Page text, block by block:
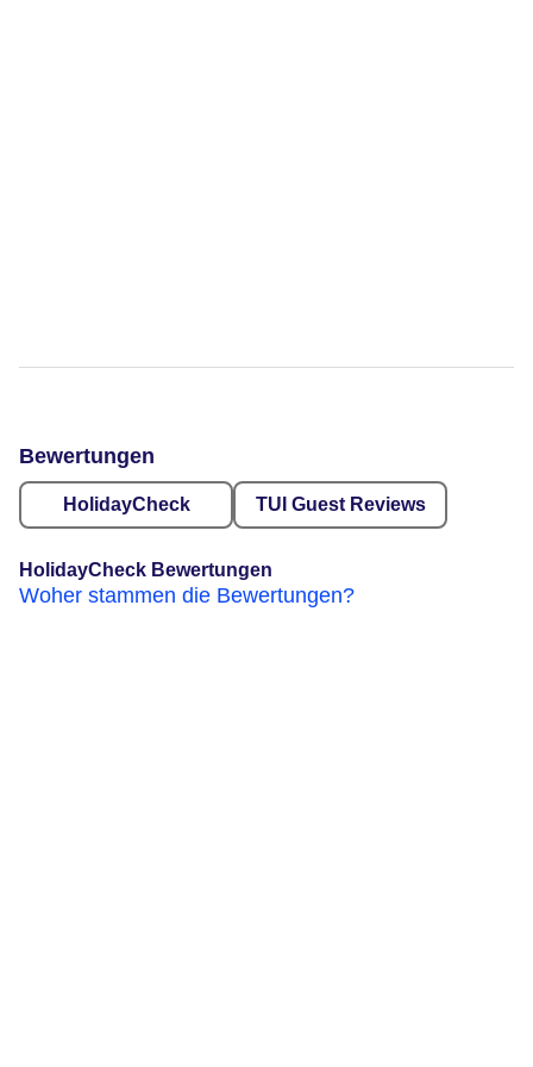
Bewertungen
HolidayCheck TUI Guest Reviews
HolidayCheck Bewertungen
Woher stammen die Bewertungen?